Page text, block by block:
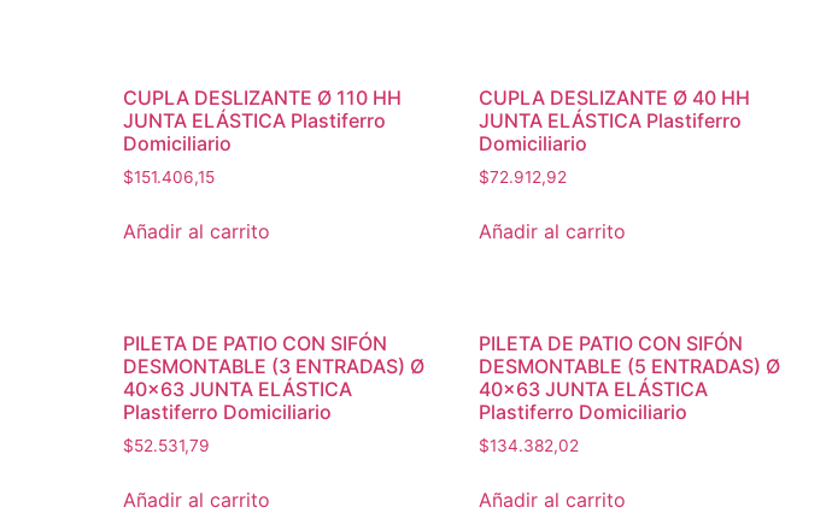
CUPLA DESLIZANTE Ø 110 HH
JUNTA ELÁSTICA Plastiferro
Domiciliario
$151.406,15
Añadir al carrito
CUPLA DESLIZANTE Ø 40 HH
JUNTA ELÁSTICA Plastiferro
Domiciliario
$72.912,92
Añadir al carrito
PILETA DE PATIO CON SIFÓN
DESMONTABLE (3 ENTRADAS) Ø
40×63 JUNTA ELÁSTICA
Plastiferro Domiciliario
$52.531,79
Añadir al carrito
PILETA DE PATIO CON SIFÓN
DESMONTABLE (5 ENTRADAS) Ø
40×63 JUNTA ELÁSTICA
Plastiferro Domiciliario
$134.382,02
Añadir al carrito